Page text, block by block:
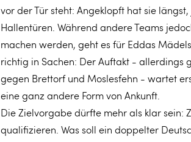
vor der Tür steht: Angeklopft hat sie
Hallentüren. Während andere Teams
machen werden, geht es für Eddas
richtig in Sachen: Der Auftakt - allerdings
gegen Brettorf und Moslesfehn - wartet
eine ganz andere Form von Ankunft.
Die Zielvorgabe dürfte mehr als klar sein:
qualifizieren. Was soll ein doppelter